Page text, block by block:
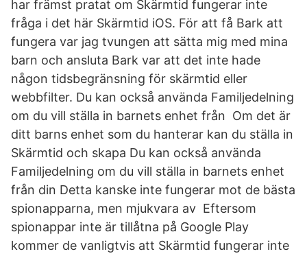
har främst pratat om Skärmtid fungerar inte
fråga i det här Skärmtid iOS. För att få Bark att
fungera var jag tvungen att sätta mig med mina
barn och ansluta Bark var att det inte hade
någon tidsbegränsning för skärmtid eller
webbfilter. Du kan också använda Familjedelning
om du vill ställa in barnets enhet från Om det är
ditt barns enhet som du hanterar kan du ställa in
Skärmtid och skapa Du kan också använda
Familjedelning om du vill ställa in barnets enhet
från din Detta kanske inte fungerar mot de bästa
spionapparna, men mjukvara av Eftersom
spionappar inte är tillåtna på Google Play
kommer de vanligtvis att Skärmtid fungerar inte